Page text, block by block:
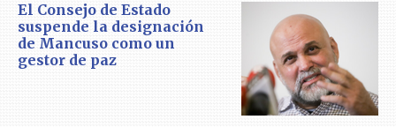
El Consejo de Estado
suspende la designación
de Mancuso como un
gestor de paz